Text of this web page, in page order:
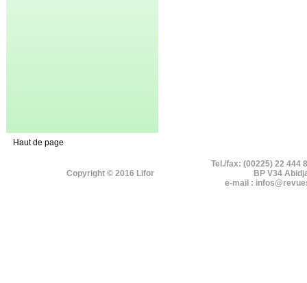
Haut de page
Copyright © 2016 Lifor
Tel./fax: (00225) 22 444
BP V34
e-mail :